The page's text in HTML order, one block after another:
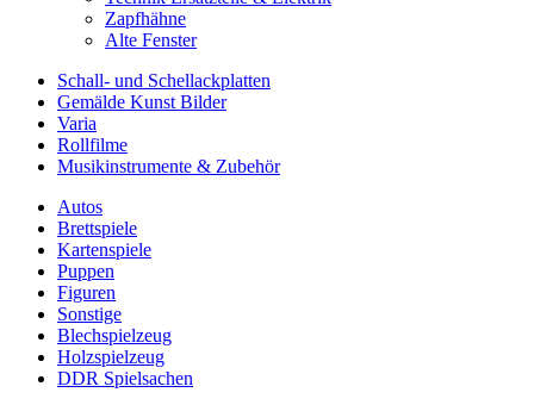
Zapfhähne
Alte Fenster
Schall- und Schellackplatten
Gemälde Kunst Bilder
Varia
Rollfilme
Musikinstrumente & Zubehör
Autos
Brettspiele
Kartenspiele
Puppen
Figuren
Sonstige
Blechspielzeug
Holzspielzeug
DDR Spielsachen